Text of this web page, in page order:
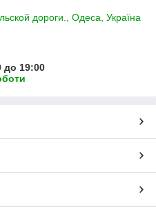
дороги., Одеса, Україна
до 19:00